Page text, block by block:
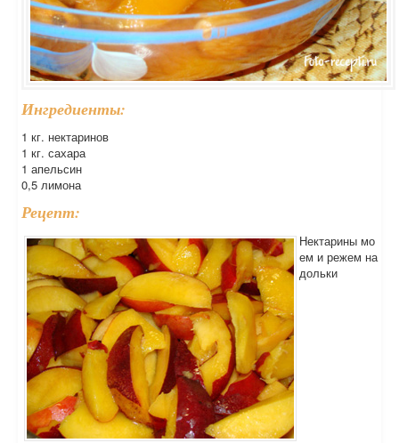
Ингредиенты:
1 кг. нектаринов
1 кг. сахара
1 апельсин
0,5 лимона
Рецепт:
Нектарины мо
ем и режем на
дольки